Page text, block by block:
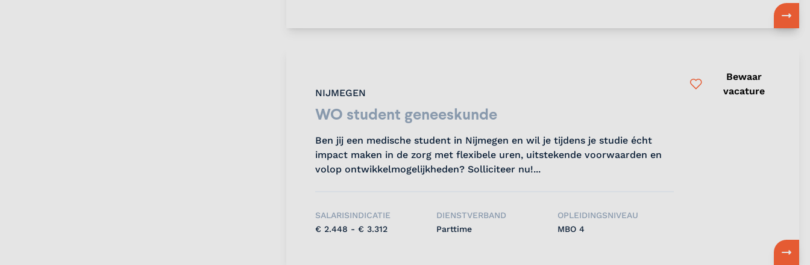
NIJMEGEN
WO student geneeskunde
Ben jij een medische student in Nijmegen en wil je tijdens je studie écht
impact maken in de zorg met flexibele uren, uitstekende voorwaarden en
volop ontwikkelmogelijkheden? Solliciteer nu!...
SALARISINDICATIE
€ 2.448 - € 3.312
DIENSTVERBAND
Parttime
OPLEIDINGSNIVEAU
MBO 4
Bewaar
vacature